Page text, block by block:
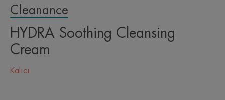
Cleanance
HYDRA Soothing Cleansing
Cream
Kalıcı